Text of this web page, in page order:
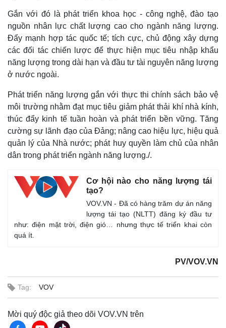
Gắn với đó là phát triển khoa học - công nghệ, đào tạo
nguồn nhân lực chất lượng cao cho ngành năng lượng.
Đẩy mạnh hợp tác quốc tế; tích cực, chủ động xây dựng
các đối tác chiến lược để thực hiện mục tiêu nhập khẩu
năng lượng trong dài hạn và đầu tư tài nguyên năng lượng
ở nước ngoài.
Phát triển năng lượng gắn với thực thi chính sách bảo vệ
môi trường nhằm đạt mục tiêu giảm phát thải khí nhà kính,
thúc đẩy kinh tế tuần hoàn và phát triển bền vững. Tăng
cường sự lãnh đạo của Đảng; nâng cao hiệu lực, hiệu quả
quản lý của Nhà nước; phát huy quyền làm chủ của nhân
dân trong phát triển ngành năng lượng./.
Cơ hội nào cho năng lượng tái
tạo?
VOV.VN - Đã có hàng trăm dự án năng
lượng tái tạo (NLTT) đăng ký đầu tư
như: điện mặt trời, điện gió… nhưng thực tế triển khai còn
quá ít.
PV/VOV.VN
Tag: VOV
Mời quý độc giả theo dõi VOV.VN trên